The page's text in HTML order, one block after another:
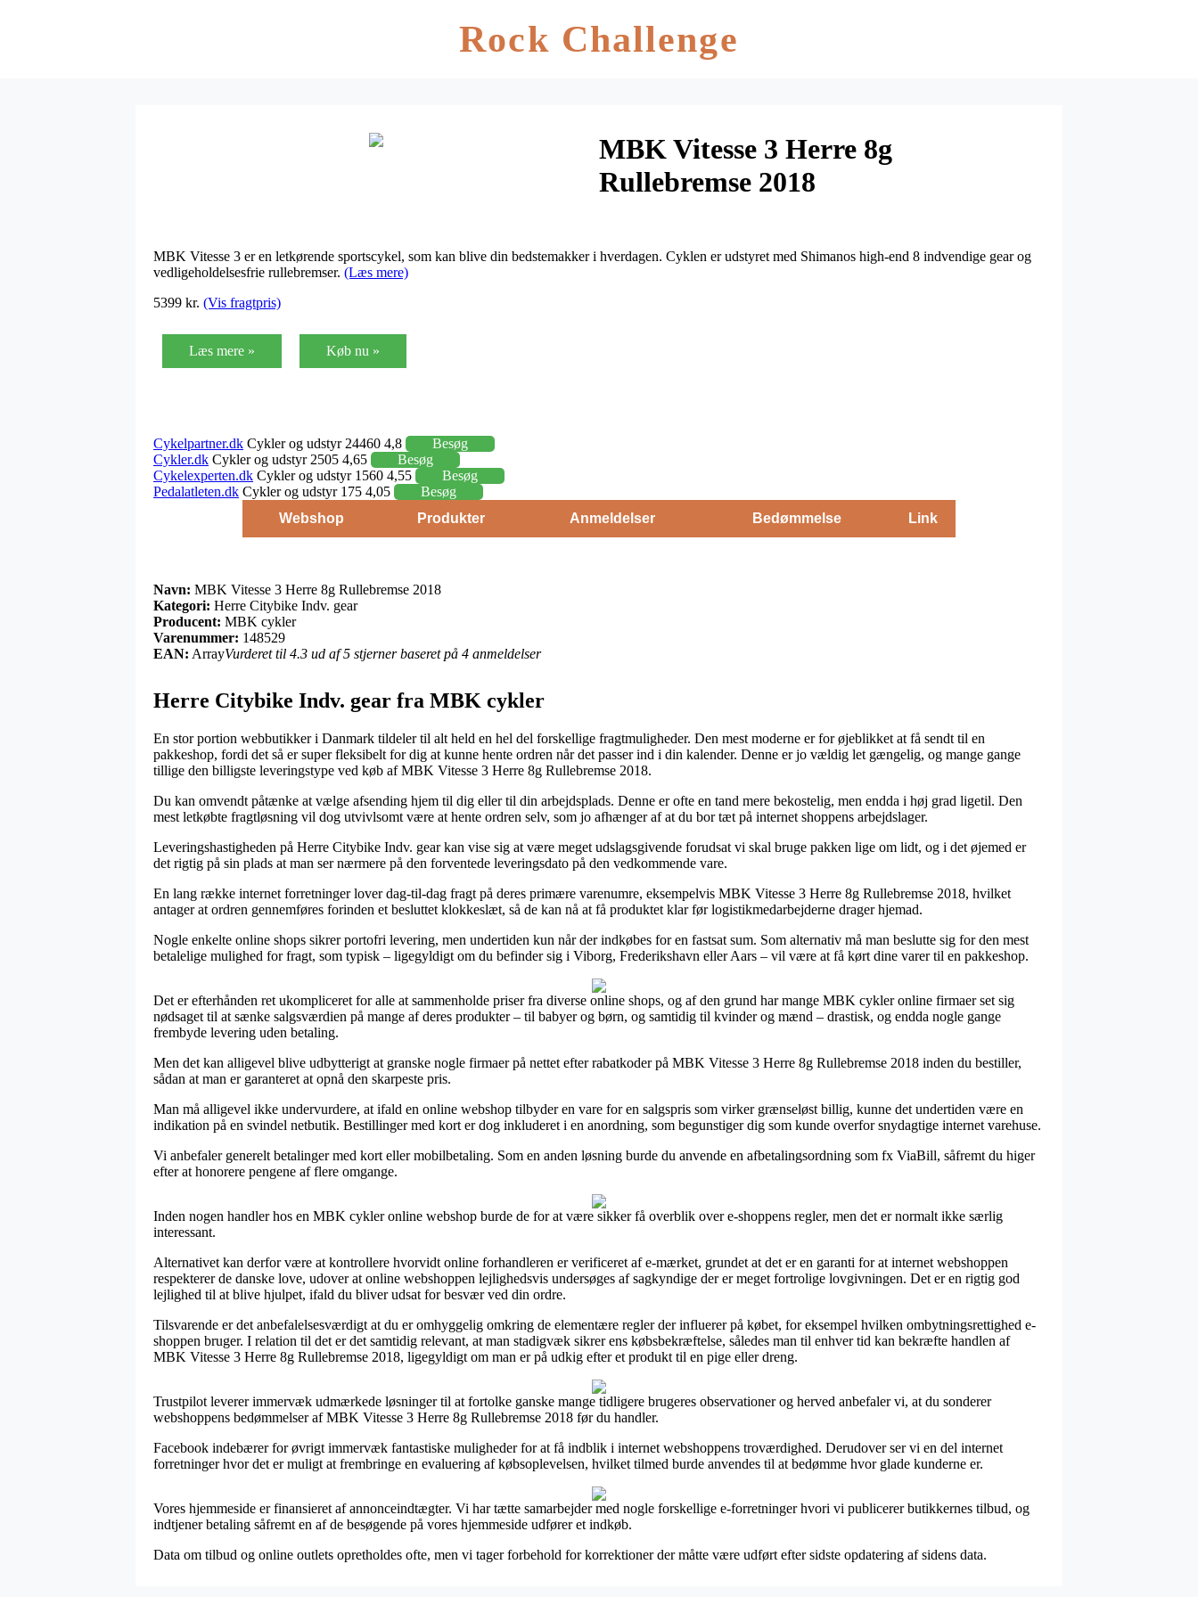
Rock Challenge
MBK Vitesse 3 Herre 8g
Rullebremse 2018
MBK Vitesse 3 er en letkørende sportscykel, som kan blive din bedstemakker i hverdagen. Cyklen er udstyret med Shimanos high-end 8 indvendige gear og
vedligeholdelsesfrie rullebremser. (Læs mere)
5399 kr. (Vis fragtpris)
Læs mere » Køb nu »
Cykelpartner.dk Cykler og udstyr 24460 4,8
Besøg
Cykler.dk Cykler og udstyr 2505 4,65
Besøg
Cykelexperten.dk Cykler og udstyr 1560 4,55
Besøg
Pedalatleten.dk Cykler og udstyr 175 4,05
Besøg
Webshop
Produkter Anmeldelser Bedømmelse Link
Navn: MBK Vitesse 3 Herre 8g Rullebremse 2018
Kategori: Herre Citybike Indv. gear
Producent: MBK cykler
Varenummer: 148529
EAN: ArrayVurderet til 4.3 ud af 5 stjerner baseret på 4 anmeldelser
Herre Citybike Indv. gear fra MBK cykler
En stor portion webbutikker i Danmark tildeler til alt held en hel del forskellige fragtmuligheder. Den mest moderne er for øjeblikket at få sendt til en
pakkeshop, fordi det så er super fleksibelt for dig at kunne hente ordren når det passer ind i din kalender. Denne er jo vældig let gængelig, og mange gange
tillige den billigste leveringstype ved køb af MBK Vitesse 3 Herre 8g Rullebremse 2018.
Du kan omvendt påtænke at vælge afsending hjem til dig eller til din arbejdsplads. Denne er ofte en tand mere bekostelig, men endda i høj grad ligetil. Den
mest letkøbte fragtløsning vil dog utvivlsomt være at hente ordren selv, som jo afhænger af at du bor tæt på internet shoppens arbejdslager.
Leveringshastigheden på Herre Citybike Indv. gear kan vise sig at være meget udslagsgivende forudsat vi skal bruge pakken lige om lidt, og i det øjemed er
det rigtig på sin plads at man ser nærmere på den forventede leveringsdato på den vedkommende vare.
En lang række internet forretninger lover dag-til-dag fragt på deres primære varenumre, eksempelvis MBK Vitesse 3 Herre 8g Rullebremse 2018, hvilket
antager at ordren gennemføres forinden et besluttet klokkeslæt, så de kan nå at få produktet klar før logistikmedarbejderne drager hjemad.
Nogle enkelte online shops sikrer portofri levering, men undertiden kun når der indkøbes for en fastsat sum. Som alternativ må man beslutte sig for den mest
betalelige mulighed for fragt, som typisk – ligegyldigt om du befinder sig i Viborg, Frederikshavn eller Aars – vil være at få kørt dine varer til en pakkeshop.
Det er efterhånden ret ukompliceret for alle at sammenholde priser fra diverse online shops, og af den grund har mange MBK cykler online firmaer set sig
nødsaget til at sænke salgsværdien på mange af deres produkter – til babyer og børn, og samtidig til kvinder og mænd – drastisk, og endda nogle gange
frembyde levering uden betaling.
Men det kan alligevel blive udbytterigt at granske nogle firmaer på nettet efter rabatkoder på MBK Vitesse 3 Herre 8g Rullebremse 2018 inden du bestiller,
sådan at man er garanteret at opnå den skarpeste pris.
Man må alligevel ikke undervurdere, at ifald en online webshop tilbyder en vare for en salgspris som virker grænseløst billig, kunne det undertiden være en
indikation på en svindel netbutik. Bestillinger med kort er dog inkluderet i en anordning, som begunstiger dig som kunde overfor snydagtige internet varehuse.
Vi anbefaler generelt betalinger med kort eller mobilbetaling. Som en anden løsning burde du anvende en afbetalingsordning som fx ViaBill, såfremt du higer
efter at honorere pengene af flere omgange.
Inden nogen handler hos en MBK cykler online webshop burde de for at være sikker få overblik over e-shoppens regler, men det er normalt ikke særlig
interessant.
Alternativet kan derfor være at kontrollere hvorvidt online forhandleren er verificeret af e-mærket, grundet at det er en garanti for at internet webshoppen
respekterer de danske love, udover at online webshoppen lejlighedsvis undersøges af sagkyndige der er meget fortrolige lovgivningen. Det er en rigtig god
lejlighed til at blive hjulpet, ifald du bliver udsat for besvær ved din ordre.
Tilsvarende er det anbefalelsesværdigt at du er omhyggelig omkring de elementære regler der influerer på købet, for eksempel hvilken ombytningsrettighed e-
shoppen bruger. I relation til det er det samtidig relevant, at man stadigvæk sikrer ens købsbekræftelse, således man til enhver tid kan bekræfte handlen af
MBK Vitesse 3 Herre 8g Rullebremse 2018, ligegyldigt om man er på udkig efter et produkt til en pige eller dreng.
Trustpilot leverer immervæk udmærkede løsninger til at fortolke ganske mange tidligere brugeres observationer og herved anbefaler vi, at du sonderer
webshoppens bedømmelser af MBK Vitesse 3 Herre 8g Rullebremse 2018 før du handler.
Facebook indebærer for øvrigt immervæk fantastiske muligheder for at få indblik i internet webshoppens troværdighed. Derudover ser vi en del internet
forretninger hvor det er muligt at frembringe en evaluering af købsoplevelsen, hvilket tilmed burde anvendes til at bedømme hvor glade kunderne er.
Vores hjemmeside er finansieret af annonceindtægter. Vi har tætte samarbejder med nogle forskellige e-forretninger hvori vi publicerer butikkernes tilbud, og
indtjener betaling såfremt en af de besøgende på vores hjemmeside udfører et indkøb.
Data om tilbud og online outlets opretholdes ofte, men vi tager forbehold for korrektioner der måtte være udført efter sidste opdatering af sidens data.